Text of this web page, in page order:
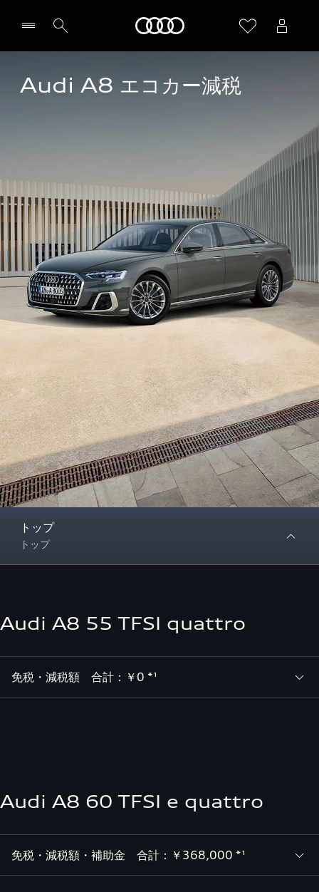
Audi A8 エコカー減税
トップ
トップ
Audi A8 55 TFSI quattro
免税・減税額 合計：￥0 *¹
Audi A8 60 TFSI e quattro
免税・減税額・補助金 合計：￥368,000 *¹